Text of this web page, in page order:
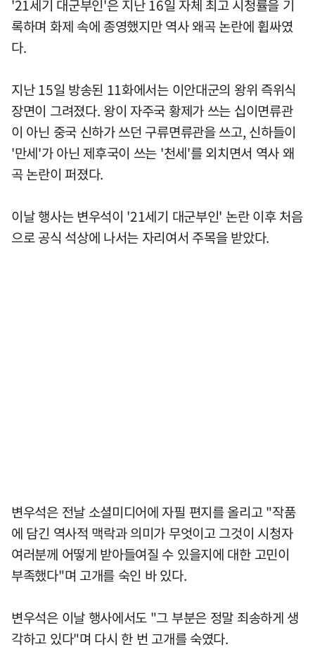
'21세기 대군부인'은 지난 16일 자체 최고 시청률을 기
록하며 화제 속에 종영했지만 역사 왜곡 논란에 휩싸였
다.
지난 15일 방송된 11화에서는 이안대군의 왕위 즉위식
장면이 그려졌다. 왕이 자주국 황제가 쓰는 십이면류관
이 아닌 중국 신하가 쓰던 구류면류관을 쓰고, 신하들이
'만세'가 아닌 제후국이 쓰는 '천세'를 외치면서 역사 왜
곡 논란이 퍼졌다.
이날 행사는 변우석이 '21세기 대군부인' 논란 이후 처음
으로 공식 석상에 나서는 자리여서 주목을 받았다.
변우석은 전날 소셜미디어에 자필 편지를 올리고 "작품
에 담긴 역사적 맥락과 의미가 무엇이고 그것이 시청자
여러분께 어떻게 받아들여질 수 있을지에 대한 고민이
부족했다"며 고개를 숙인 바 있다.
변우석은 이날 행사에서도 "그 부분은 정말 죄송하게 생
각하고 있다"며 다시 한 번 고개를 숙였다.